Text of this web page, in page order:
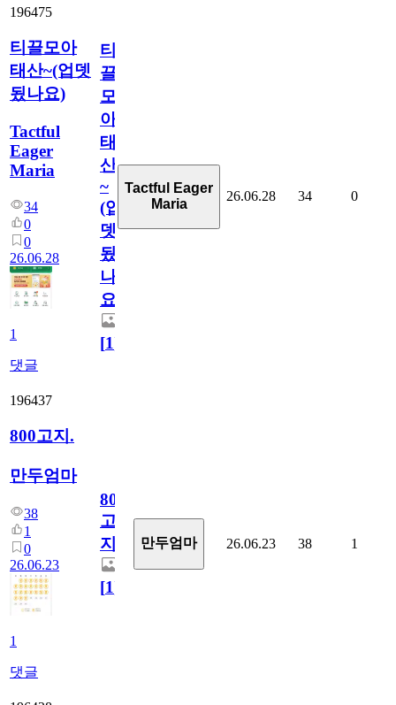
196475
티끌모아
태산~(업뎃
됬나요)
Tactful
Eager
Maria
34
0
0
26.06.28
1
댓글
티
끌
모
아
태
산
~
(업
뎃
됬
나
요)
[1]
Tactful Eager
Maria
26.06.28 34 0
196437
800고지.
만두엄마
38
1
0
26.06.23
1
댓글
800
고
지.
[1]
만두엄마 26.06.23 38 1